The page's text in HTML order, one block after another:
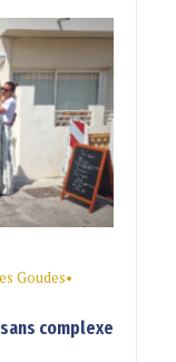
Goudes•
complexe